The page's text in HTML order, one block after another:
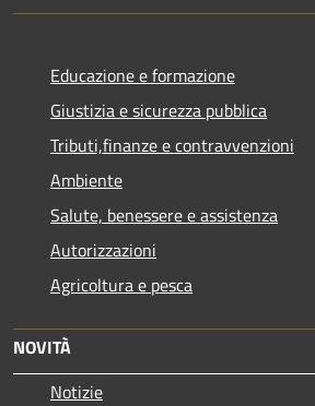
Educazione e formazione
Giustizia e sicurezza pubblica
Tributi,finanze e contravvenzioni
Ambiente
Salute, benessere e assistenza
Autorizzazioni
Agricoltura e pesca
NOVITÀ
Notizie